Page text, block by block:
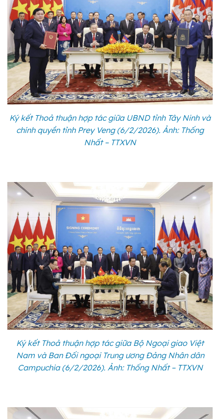
Ký kết Thoả thuận hợp tác giữa UBND tỉnh Tây Ninh và
chính quyền tỉnh Prey Veng (6/2/2026). Ảnh: Thống
Nhất – TTXVN
Ký kết Thoả thuận hợp tác giữa Bộ Ngoại giao Việt
Nam và Ban Đối ngoại Trung ương Đảng Nhân dân
Campuchia (6/2/2026). Ảnh: Thống Nhất – TTXVN